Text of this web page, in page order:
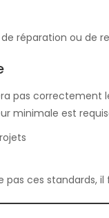
réparation ou de
pas correctement
minimale est
ces standards,